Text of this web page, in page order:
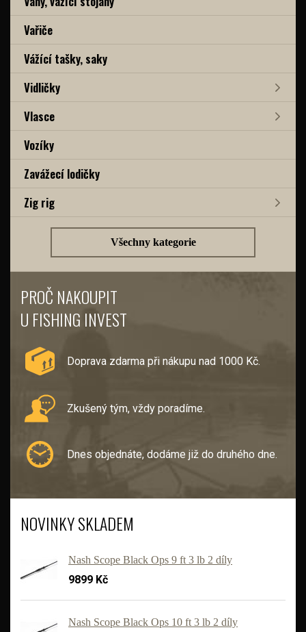
Vařiče
Vážící tašky, saky
Vidličky
Vlasce
Vozíky
Zavážecí lodičky
Zig rig
Všechny kategorie
PROČ NAKOUPIT
U FISHING INVEST
Doprava zdarma při nákupu nad 1000 Kč.
Zkušený tým, vždy poradíme.
Dnes objednáte, dodáme již do druhého dne.
NOVINKY SKLADEM
Nash Scope Black Ops 9 ft 3 lb 2 díly
9899 Kč
Nash Scope Black Ops 10 ft 3 lb 2 díly